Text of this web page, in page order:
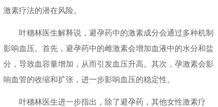
激素疗法的潜在风险。
叶穗林医生解释说，避孕药中的激素成分会通过多种机制
影响血压。首先，避孕药中的雌激素会增加血液中的水分和盐
分，导致血容量增加，从而引发血压升高。其次，孕激素会影
响血管的收缩和扩张，进一步影响血压的稳定性。
叶穗林医生进一步指出，除了避孕药，其他女性激素疗